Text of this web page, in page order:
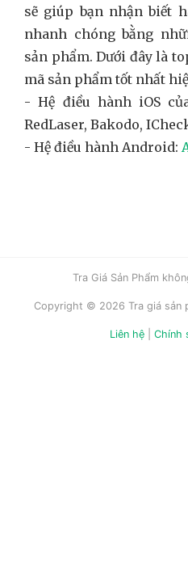
sẽ giúp bạn nhận biết
nhanh chóng bằng
sản phẩm. Dưới đây là
mã sản phẩm tốt nhất
- Hệ điều hành iOS
RedLaser, Bakodo,
- Hệ điều hành Android:
Tra Giá Sản Phẩm
Copyright © 2026 Tra giá sản
Liên hệ Chính